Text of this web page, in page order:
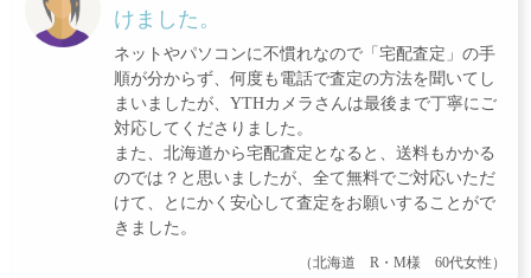
けました。
ネットやパソコンに不慣れなので「宅配査定」の手
順が分からず、何度も電話で査定の方法を聞いてし
まいましたが、YTHカメラさんは最後まで丁寧にご
対応してくださりました。
また、北海道から宅配査定となると、送料もかかる
のでは？と思いましたが、全て無料でご対応いただ
けて、とにかく安心して査定をお願いすることがで
きました。
（北海道 R・M様 60代女性）